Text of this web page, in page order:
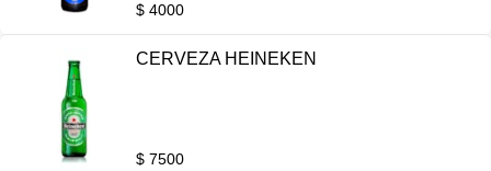
$ 4000
CERVEZA HEINEKEN
$ 7500